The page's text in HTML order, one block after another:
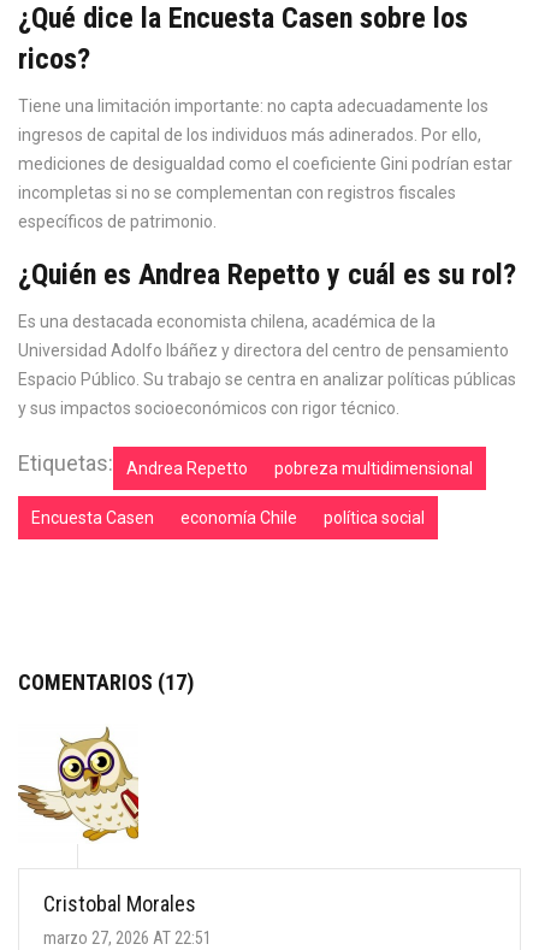
¿Qué dice la Encuesta Casen sobre los
ricos?
Tiene una limitación importante: no capta adecuadamente los
ingresos de capital de los individuos más adinerados. Por ello,
mediciones de desigualdad como el coeficiente Gini podrían estar
incompletas si no se complementan con registros fiscales
específicos de patrimonio.
¿Quién es Andrea Repetto y cuál es su rol?
Es una destacada economista chilena, académica de la
Universidad Adolfo Ibáñez y directora del centro de pensamiento
Espacio Público. Su trabajo se centra en analizar políticas públicas
y sus impactos socioeconómicos con rigor técnico.
Etiquetas: Andrea Repetto pobreza multidimensional
Encuesta Casen economía Chile política social
COMENTARIOS (17)
Cristobal Morales
marzo 27, 2026 AT 22:51